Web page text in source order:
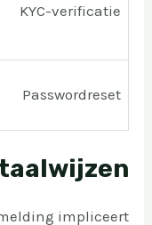
KYC-verificatie
Passwordreset
impliceert